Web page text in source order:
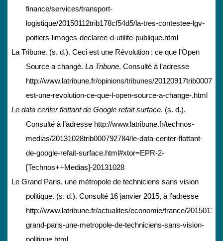
finance/services/transport-
logistique/20150112trib178cf54d5/la-tres-contestee-lgv-
poitiers-limoges-declaree-d-utilite-publique.html
La Tribune. (s. d.). Ceci est une Révolution : ce que l’Open
Source a changé.La Tribune. Consulté à l’adresse
http://www.latribune.fr/opinions/tribunes/
est-une-revolution-ce-que-l-open-source-a-change-.html
Le data center flottant de Google refait surface. (s. d.).
Consulté à l’adresse http://www.latribune.fr/technos-
medias/20131028trib000792784/le-data-center-flottant-
de-google-refait-surface.html#xtor=EPR-2-
[Technos++Medias]-20131028
Le Grand Paris, une métropole de techniciens sans vision
politique. (s. d.). Consulté 16 janvier 2015, à l’adresse
http://www.latribune.fr/actualites/economie/france/
grand-paris-une-metropole-de-techniciens-sans-vision-